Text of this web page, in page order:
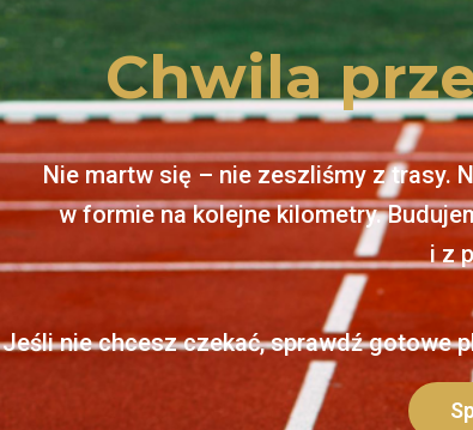
Chwila
Nie martw się – nie zeszliśmy z trasy.
w formie na kolejne kilometry.
i z
Jeśli nie chcesz czekać, sprawdź gotowe